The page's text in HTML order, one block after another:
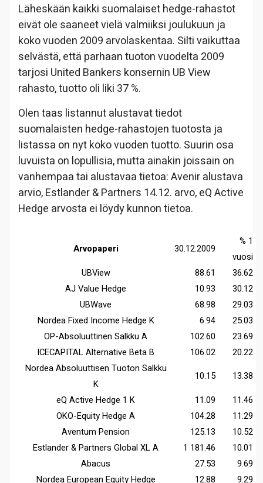
Läheskään kaikki suomalaiset hedge-rahastot
eivät ole saaneet vielä valmiiksi joulukuun ja
koko vuoden 2009 arvolaskentaa. Silti vaikuttaa
selvästä, että parhaan tuoton vuodelta 2009
tarjosi United Bankers konsernin UB View
rahasto, tuotto oli liki 37 %.
Olen taas listannut alustavat tiedot
suomalaisten hedge-rahastojen tuotosta ja
listassa on nyt koko vuoden tuotto. Suurin osa
luvuista on lopullisia, mutta ainakin joissain on
vanhempaa tai alustavaa tietoa: Avenir alustava
arvio, Estlander & Partners 14.12. arvo, eQ Active
Hedge arvosta ei löydy kunnon tietoa.
Arvopaperi 30.12.2009
% 1
vuosi
UBView
88.61
36.62
AJ Value Hedge
10.93
30.12
UBWave
68.98
29.03
Nordea Fixed Income Hedge K
6.94
25.03
OP-Absoluuttinen Salkku A
102.60
23.69
ICECAPITAL Alternative Beta B
106.02
20.22
Nordea Absoluuttisen Tuoton Salkku
K
10.15
13.38
eQ Active Hedge 1 K
11.09
11.46
OKO-Equity Hedge A
104.28
11.29
Aventum Pension
125.13
10.52
Estlander & Partners Global XL A
1 181.46
10.01
Abacus
27.53
9.69
Nordea European Equity Hedge
12.88
9.29